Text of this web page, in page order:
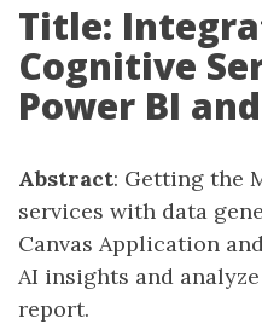
Title:
Cognitive
Power BI
Abstract: Getting the
services with data
Canvas Application
AI insights and
report.